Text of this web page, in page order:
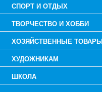
СПОРТ И ОТДЫХ
ТВОРЧЕСТВО И ХОББИ
ХОЗЯЙСТВЕННЫЕ ТОВАРЫ
ХУДОЖНИКАМ
ШКОЛА